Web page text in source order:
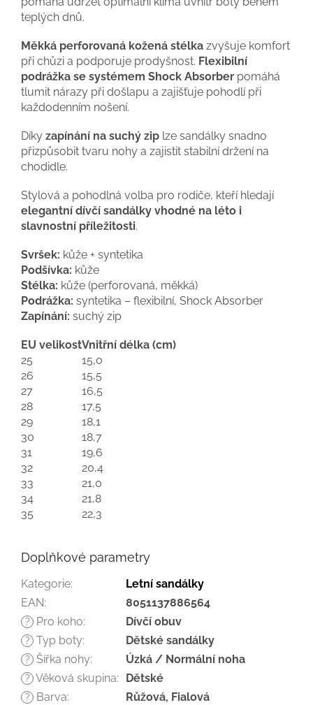
teplých dnů.
Měkká perforovaná kožená stélka zvyšuje komfort
při chůzi a podporuje prodyšnost. Flexibilní
podrážka se systémem Shock Absorber pomáhá
tlumit nárazy při došlapu a zajišťuje pohodlí při
každodenním nošení.
Díky zapínání na suchý zip lze sandálky snadno
přizpůsobit tvaru nohy a zajistit stabilní držení na
chodidle.
Stylová a pohodlná volba pro rodiče, kteří hledají
elegantní dívčí sandálky vhodné na léto i
slavnostní příležitosti.
Svršek: kůže + syntetika
Podšívka: kůže
Stélka: kůže (perforovaná, měkká)
Podrážka: syntetika – flexibilní, Shock Absorber
Zapínání: suchý zip
EU velikostVnitřní délka (cm)
25
15,0
26
15,5
27
16,5
28
17,5
29
18,1
30
18,7
31
19,6
32
20,4
33
21,0
34
21,8
35
22,3
Doplňkové parametry
Kategorie:
Letní sandálky
EAN: 8051137886564
? Pro koho: Dívčí obuv
? Typ boty: Dětské sandálky
? Šířka nohy: Úzká / Normální noha
? Věková skupina: Dětské
? Barva: Růžová, Fialová